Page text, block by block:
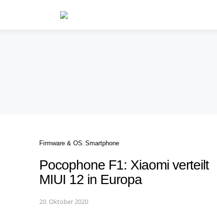
Categories
Firmware & OS Smartphone
Pocophone F1: Xiaomi verteilt
MIUI 12 in Europa
20. Oktober 2020